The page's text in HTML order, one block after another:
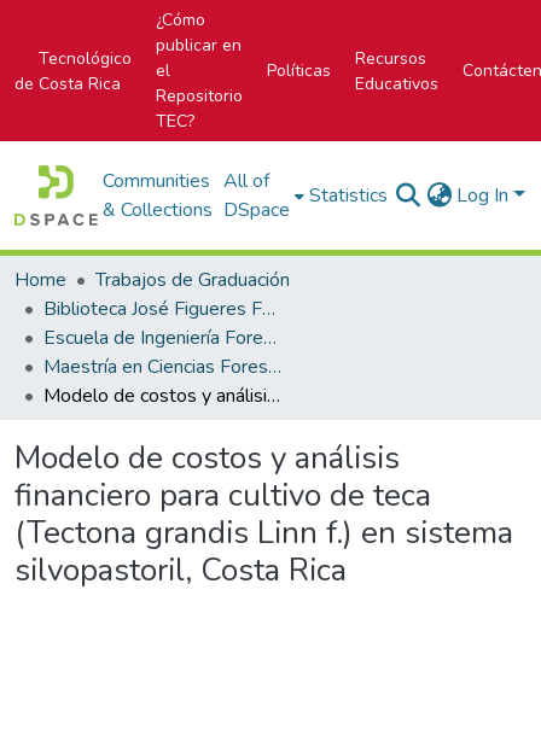
Tecnológico
de Costa Rica
¿Cómo
publicar en
el
Repositorio
TEC?
Políticas
Recursos
Educativos
Communities
& Collections
All of
DSpace
Statistics Log In
Home
Trabajos de Graduación
Biblioteca José Figueres Ferrer
Escuela de Ingeniería Forestal
Maestría en Ciencias Forestales
Modelo de costos y análisis financiero para cultivo de teca (Tectona grandis Linn f.) en sistema silvopastoril, Costa Rica
Modelo de costos y análisis
financiero para cultivo de teca
(Tectona grandis Linn f.) en sistema
silvopastoril, Costa Rica